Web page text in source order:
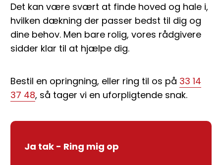
Det kan være svært at finde hoved og hale i,
hvilken dækning der passer bedst til dig og
dine behov. Men bare rolig, vores rådgivere
sidder klar til at hjælpe dig.
Bestil en opringning, eller ring til os på 33 14
37 48, så tager vi en uforpligtende snak.
Ja tak - Ring mig op